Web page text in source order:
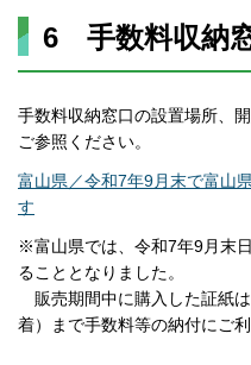
6 手数料収納
手数料収納窓口の設置場所、
ご参照ください。
富山県／令和7年9月末で富山
す
※富山県では、令和7年9月末
ることとなりました。
販売期間中に購入した証紙
着）まで手数料等の納付にご利